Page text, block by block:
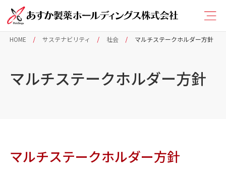
HOME サステナビリティ 社会 マルチステークホルダー方針
マルチステークホルダー方針
マルチステークホルダー方針